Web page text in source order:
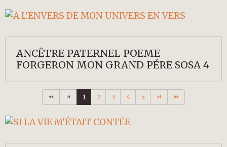
ANCÊTRE PATERNEL POEME
FORGERON MON GRAND PÉRE SOSA 4
1 2 3 4 5